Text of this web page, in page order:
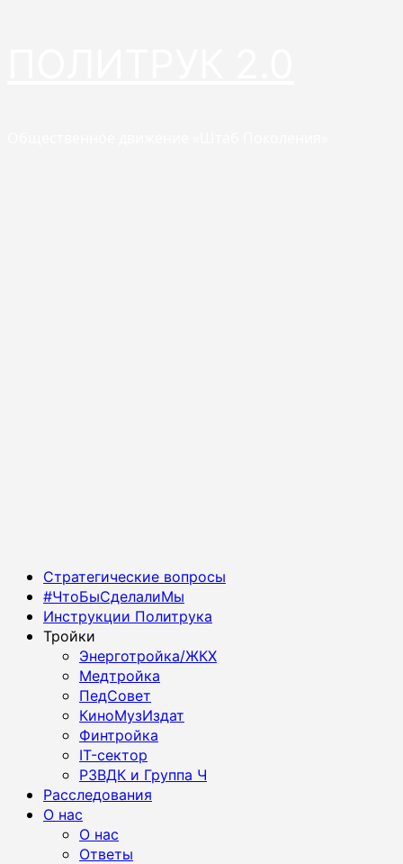
Основное
меню
Стратегические вопросы
#ЧтоБыСделалиМы
Инструкции Политрука
Тройки
Энерготройка/ЖКХ
Медтройка
ПедСовет
КиноМузИздат
Финтройка
IT-сектор
РЗВДК и Группа Ч
Расследования
О нас
О нас
Ответы